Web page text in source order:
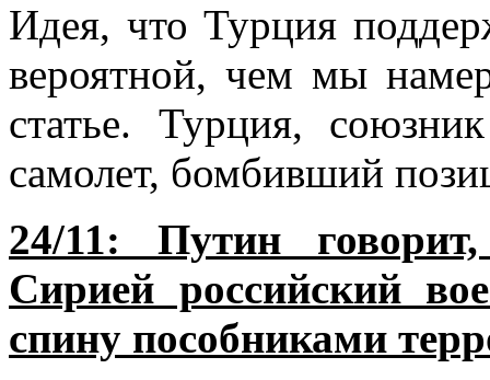
Идея, что Турция
вероятной, чем мы
статье. Турция,
самолет, бомбивший
24/11: Путин
Сирией российский
спину пособниками